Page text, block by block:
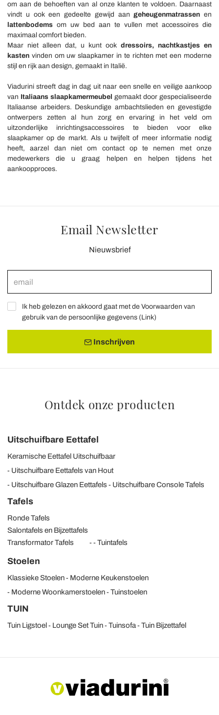
om aan de behoeften van al onze klanten te voldoen. Daarnaast
vindt u ook een gedeelte gewijd aangeheugenmatrassen en
lattenbodems om uw bed aan te vullen met accessoires die
maximaal comfort bieden.
Maar niet alleen dat, u kunt ook dressoirs, nachtkastjes en
kasten vinden om uw slaapkamer in te richten met een moderne
stijl en rijk aan design, gemaakt in Italië.
Viadurini streeft dag in dag uit naar een snelle en veilige aankoop
van Italiaans slaapkamermeubel gemaakt door gespecialiseerde
Italiaanse arbeiders. Deskundige ambachtslieden en gevestigde
ontwerpers zetten al hun zorg en ervaring in het veld om
uitzonderlijke inrichtingsaccessoires te bieden voor elke
slaapkamer op de markt. Als u twijfelt of meer informatie nodig
heeft, aarzel dan niet om contact op te nemen met onze
medewerkers die u graag helpen en helpen tijdens het
aankoopproces.
Email Newsletter
Nieuwsbrief
Ik heb gelezen en akkoord gaat met de Voorwaarden van
gebruik van de persoonlijke gegevens (Link)
Inschrijven
Ontdek onze producten
Uitschuifbare Eettafel
Keramische Eettafel Uitschuifbaar
Uitschuifbare Eettafels van Hout
Uitschuifbare Glazen Eettafels
Uitschuifbare Console Tafels
Tafels
Ronde Tafels
Salontafels en Bijzettafels
Transformator Tafels
Tuintafels
Stoelen
Klassieke Stoelen
Moderne Keukenstoelen
Moderne Woonkamerstoelen
Tuinstoelen
TUIN
Tuin Ligstoel Lounge Set Tuin Tuinsofa Tuin Bijzettafel